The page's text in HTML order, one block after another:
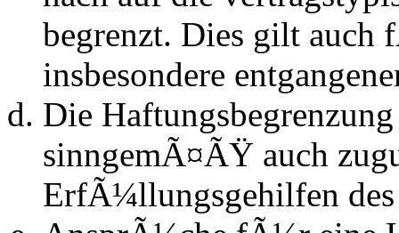
begrenzt. Dies gilt auch
insbesondere
Die
sinngemÃ¤ÃŸ auch
ErfÃ¼llungsgehilfen des